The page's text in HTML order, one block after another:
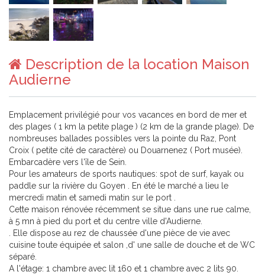
Description de la location Maison
Audierne
Emplacement privilégié pour vos vacances en bord de mer et
des plages ( 1 km la petite plage ) (2 km de la grande plage). De
nombreuses ballades possibles vers la pointe du Raz, Pont
Croix ( petite cité de caractère) ou Douarnenez ( Port musée).
Embarcadère vers l'île de Sein.
Pour les amateurs de sports nautiques: spot de surf, kayak ou
paddle sur la rivière du Goyen . En été le marché a lieu le
mercredi matin et samedi matin sur le port .
Cette maison rénovée récemment se situe dans une rue calme,
à 5 mn à pied du port et du centre ville d'Audierne.
. Elle dispose au rez de chaussée d'une pièce de vie avec
cuisine toute équipée et salon ,d' une salle de douche et de WC
séparé.
A l'étage: 1 chambre avec lit 160 et 1 chambre avec 2 lits 90.